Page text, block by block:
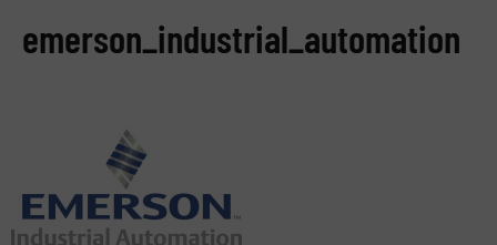
emerson_industrial_automation